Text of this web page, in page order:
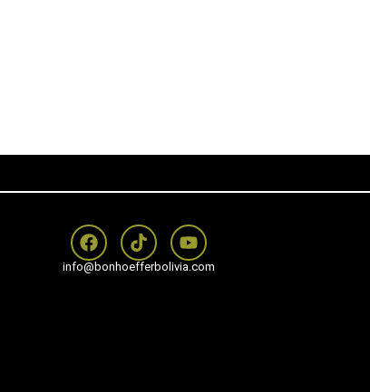
info@bonhoefferbolivia.com